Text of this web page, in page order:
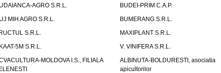
AGRO S.R.L.
BUDEI-PRIM C.A.P.
MIH AGRO S.R.L.
BUMERANG S.R.L.
S.R.L.
MAXIPLANT S.R.L.
5M S.R.L.
V. VINIFERA S.R.L.
MOLDOVA I.S., FILIALA
ALBINUTA-BOLDURESTI, asociatia
apicultorilor